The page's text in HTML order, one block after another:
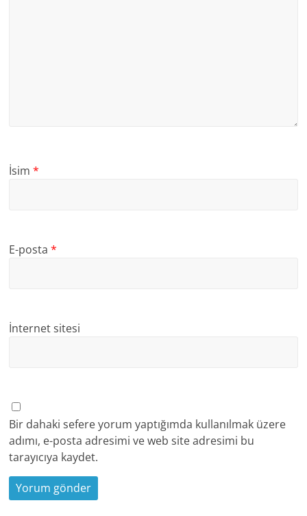
İsim*
E-posta*
İnternet sitesi
Bir dahaki sefere yorum yaptığımda kullanılmak üzere
adımı, e-posta adresimi ve web site adresimi bu
tarayıcıya kaydet.